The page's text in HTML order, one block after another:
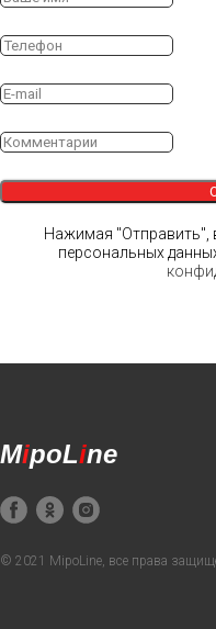
Нажимая "Отправить",
персональных
MipoLine
© 2021 MipoLine, все права